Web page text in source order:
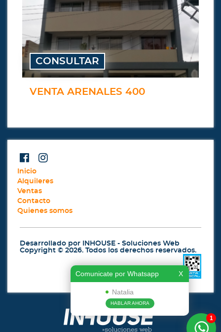
1
Comunicate por Whatsapp X
Natalia
HABLAR AHORA
VENTA ARENALES 400
CONSULTAR
Inicio
Alquileres
Ventas
Contacto
Quienes somos
Desarrollado por
INHOUSE - Soluciones Web
Copyright © 2026. Todos los derechos reservados.